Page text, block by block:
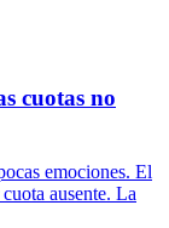
cuotas no
emociones. El
ausente. La